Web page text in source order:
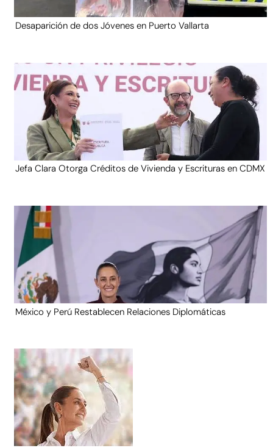
Desaparición de dos Jóvenes en Puerto Vallarta
Jefa Clara Otorga Créditos de Vivienda y Escrituras en CDMX
México y Perú Restablecen Relaciones Diplomáticas